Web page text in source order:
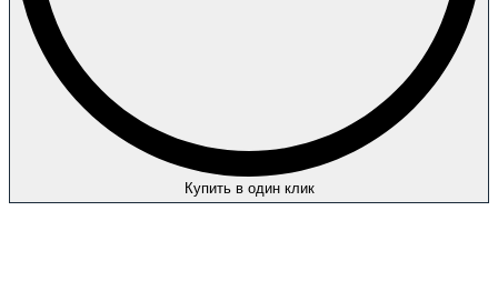
Купить в один клик